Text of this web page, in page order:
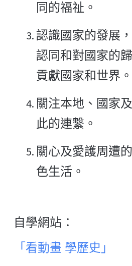
同的福祉。
認識國家的發展
認同和對國家的
貢獻國家和世界。
關注本地、國家
此的連繫。
關心及愛護周遭
色生活。
自學網站：
「看動畫 學歷史」